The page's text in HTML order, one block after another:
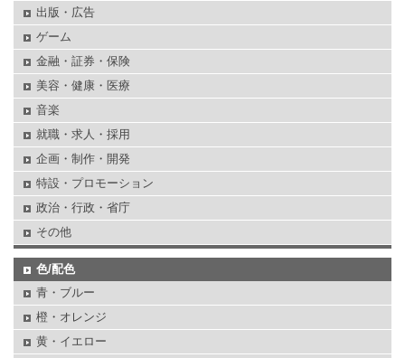
出版・広告
ゲーム
金融・証券・保険
美容・健康・医療
音楽
就職・求人・採用
企画・制作・開発
特設・プロモーション
政治・行政・省庁
その他
色/配色
青・ブルー
橙・オレンジ
黄・イエロー